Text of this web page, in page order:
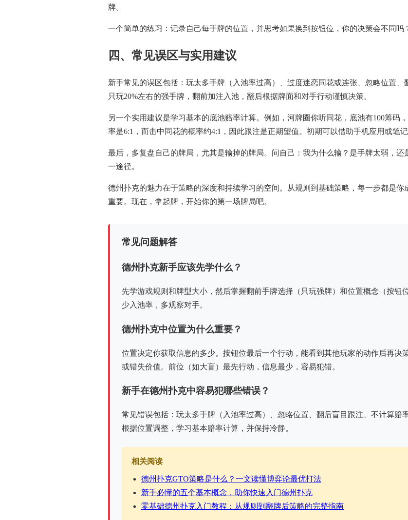
牌。
一个简单的练习：记录自己每手牌的位置，并思考如果换到按钮位，你的决策会不同吗
四、常见误区与实用建议
新手常见的误区包括：玩太多手牌（入池率过高）、过度迷恋同花或连张、忽略位置、
只玩20%左右的强手牌，翻前加注入池，翻后根据牌面和对手行动谨慎决策。
另一个实用建议是学习基本的底池赔率计算。例如，河牌圈你听同花，底池有100筹码
率是6:1，而击中同花的概率约4:1，因此跟注是正期望值。初期可以借助手机应用或笔
最后，多复盘自己的牌局，尤其是输掉的牌局。问自己：我为什么输？是手牌太弱，
一途径。
德州扑克的魅力在于策略的深度和持续学习的空间。从规则到基础策略，每一步都是
重要。现在，拿起牌，开始你的第一场牌局吧。
常见问题解答
德州扑克新手应该先学什么？
先学游戏规则和牌型大小，然后掌握翻前手牌选择（只玩强牌）和位置概念（按钮
少入池率，多观察对手。
德州扑克中位置为什么重要？
位置决定你获取信息的多少。按钮位最后一个行动，能看到其他玩家的动作后再决
或错失价值。前位（如大盲）最先行动，信息最少，容易犯错。
新手在德州扑克中容易犯哪些错误？
常见错误包括：玩太多手牌（入池率过高）、忽略位置、翻后盲目跟注、不计算赔
根据位置调整，学习基本赔率计算，并保持冷静。
相关阅读
德州扑克GTO策略是什么？一文读懂博弈论最优打法
新手必懂的五个基本概念，助你快速入门德州扑克
零基础德州扑克入门教程：从规则到翻牌后策略的完整指南